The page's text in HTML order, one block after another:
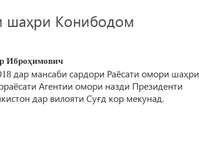
шаҳри Конибодом
Иброҳимович
дар мансаби сардори Раёсати омори шаҳри
Агентии омори назди Президенти
дар вилояти Суғд кор мекунад.